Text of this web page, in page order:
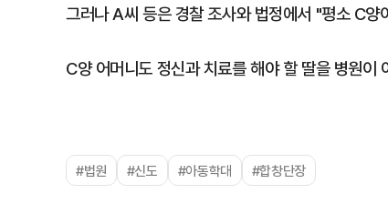
그러나 A씨 등은 경찰 조사와 법정에서 "평소 C
C양 어머니도 정신과 치료를 해야 할 딸을 병원이
#법원 #신도 #아동학대 #합창단장